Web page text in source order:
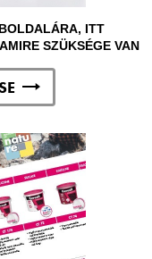
ITT
SZÜKSÉGE VAN